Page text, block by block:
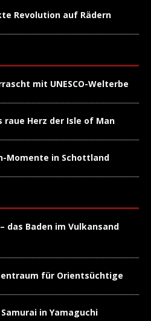
Revolution auf Rädern
mit UNESCO-Welterbe
raue Herz der Isle of Man
Momente in Schottland
das Baden im Vulkansand
für Orientsüchtige
in Yamaguchi